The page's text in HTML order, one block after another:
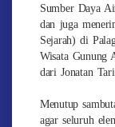
Sumber Daya
dan juga
Sejarah) di
Wisata Gunung
dari Jonatan
Menutup
agar seluruh